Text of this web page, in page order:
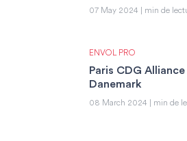
07 May 2024 | min de
ENVOL PRO
Paris CDG
Danemark
08 March 2024 | min de